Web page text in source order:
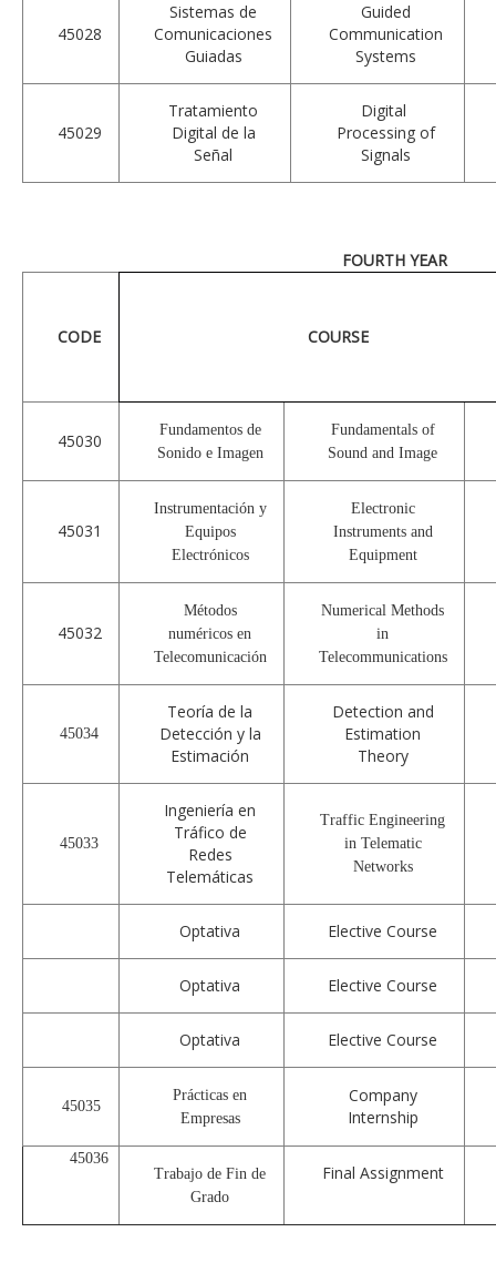
45028
Sistemas de
Comunicaciones
Guiadas
Guided
Communication
Systems
45029
Tratamiento
Digital de la
Señal
Digital
Processing of
Signals
CODE COURSE
45030
Fundamentos de
Sonido e Imagen
Fundamentals of
Sound and Image
45031
Instrumentación y
Equipos
Electrónicos
Electronic
Instruments and
Equipment
45032
Métodos
numéricos en
Telecomunicación
Numerical Methods
in
Telecommunications
45034
Teoría de la
Detección y la
Estimación
Detection and
Estimation
Theory
45033
Ingeniería en
Tráfico de
Redes
Telemáticas
Traffic Engineering
in Telematic
Networks
Optativa Elective Course
Optativa Elective Course
Optativa Elective Course
45035
Prácticas en
Empresas
Company
Internship
45036
Trabajo de Fin de
Grado
Final Assignment
FOURTH YEAR